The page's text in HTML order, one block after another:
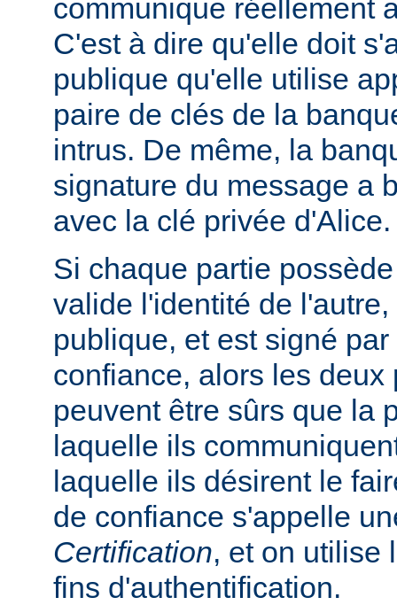
communique réellement
C'est à dire qu'elle doit
publique qu'elle utilise
paire de clés de la
intrus. De même, la
signature du message a
avec la clé privée d'Alice.
Si chaque partie
valide l'identité de
publique, et est signé
confiance, alors les deux
peuvent être sûrs que la
laquelle ils
laquelle ils désirent le
de confiance s'appelle
Certification, et on utilise
fins d'authentification.